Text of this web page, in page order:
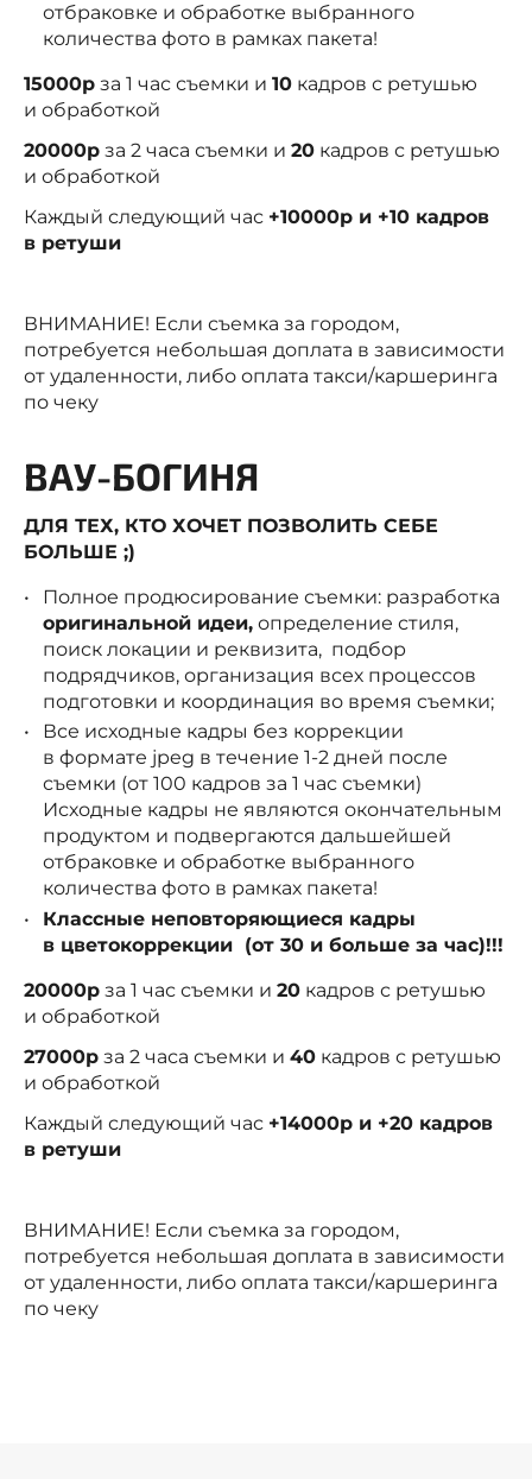
отбраковке и обработке выбранного
количества фото в рамках пакета!
15000р за 1 час съемки и 10 кадров с ретушью
и обработкой
20000р за 2 часа съемки и 20 кадров с ретушью
и обработкой
Каждый следующий час +10000р и +10 кадров
в ретуши
ВНИМАНИЕ! Если съемка за городом,
потребуется небольшая доплата в зависимости
от удаленности, либо оплата такси/каршеринга
по чеку
ВАУ-БОГИНЯ
ДЛЯ ТЕХ, КТО ХОЧЕТ ПОЗВОЛИТЬ СЕБЕ
БОЛЬШЕ ;)
Полное продюсирование съемки: разработка
оригинальной идеи, определение стиля,
поиск локации и реквизита, подбор
подрядчиков, организация всех процессов
подготовки и координация во время съемки;
Все исходные кадры без коррекции
в формате jpeg в течение 1-2 дней после
съемки (от 100 кадров за 1 час съемки)
Исходные кадры не являются окончательным
продуктом и подвергаются дальшейшей
отбраковке и обработке выбранного
количества фото в рамках пакета!
Классные неповторяющиеся кадры
в цветокоррекции (от 30 и больше за час)!!!
20000р за 1 час съемки и 20 кадров с ретушью
и обработкой
27000р за 2 часа съемки и 40 кадров с ретушью
и обработкой
Каждый следующий час +14000р и +20 кадров
в ретуши
ВНИМАНИЕ! Если съемка за городом,
потребуется небольшая доплата в зависимости
от удаленности, либо оплата такси/каршеринга
по чеку